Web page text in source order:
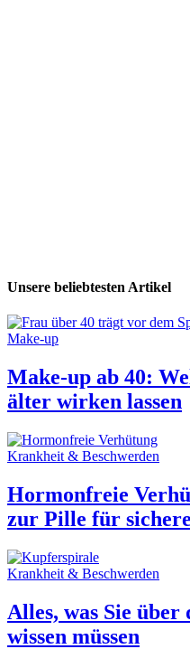
Unsere beliebtesten Artikel
Make-up
Make-up ab 40:
älter wirken lassen
Krankheit & Beschwerden
Hormonfreie
zur Pille für
Krankheit & Beschwerden
Alles, was Sie
wissen müssen